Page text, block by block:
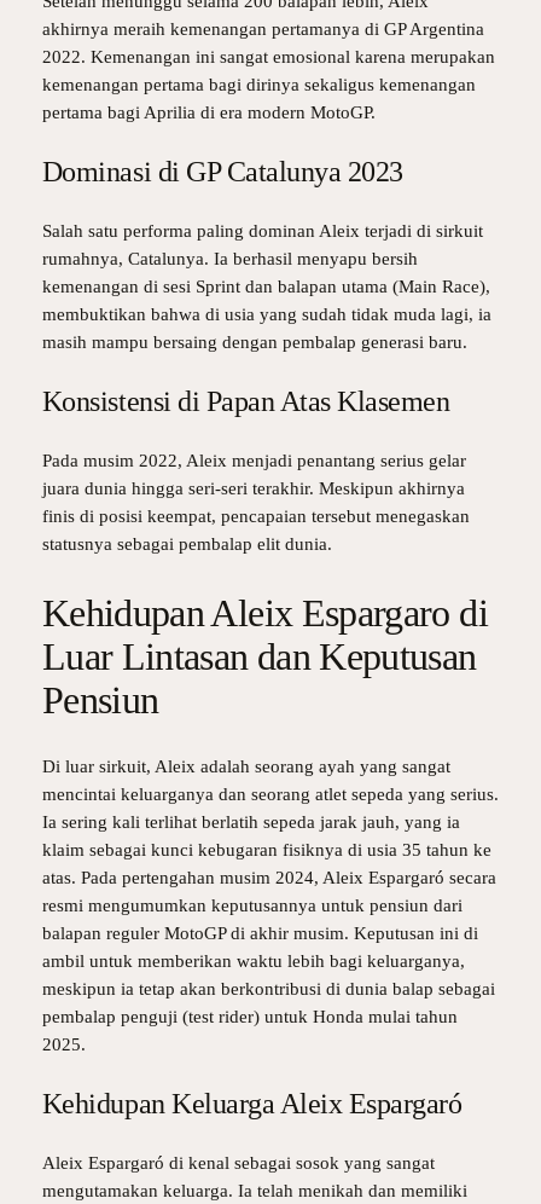
akhirnya meraih kemenangan pertamanya di GP Argentina
2022. Kemenangan ini sangat emosional karena merupakan
kemenangan pertama bagi dirinya sekaligus kemenangan
pertama bagi Aprilia di era modern MotoGP.
Dominasi di GP Catalunya 2023
Salah satu performa paling dominan Aleix terjadi di sirkuit
rumahnya, Catalunya. Ia berhasil menyapu bersih
kemenangan di sesi Sprint dan balapan utama (Main Race),
membuktikan bahwa di usia yang sudah tidak muda lagi, ia
masih mampu bersaing dengan pembalap generasi baru.
Konsistensi di Papan Atas Klasemen
Pada musim 2022, Aleix menjadi penantang serius gelar
juara dunia hingga seri-seri terakhir. Meskipun akhirnya
finis di posisi keempat, pencapaian tersebut menegaskan
statusnya sebagai pembalap elit dunia.
Kehidupan Aleix Espargaro di
Luar Lintasan dan Keputusan
Pensiun
Di luar sirkuit, Aleix adalah seorang ayah yang sangat
mencintai keluarganya dan seorang atlet sepeda yang serius.
Ia sering kali terlihat berlatih sepeda jarak jauh, yang ia
klaim sebagai kunci kebugaran fisiknya di usia 35 tahun ke
atas. Pada pertengahan musim 2024, Aleix Espargaró secara
resmi mengumumkan keputusannya untuk pensiun dari
balapan reguler MotoGP di akhir musim. Keputusan ini di
ambil untuk memberikan waktu lebih bagi keluarganya,
meskipun ia tetap akan berkontribusi di dunia balap sebagai
pembalap penguji (test rider) untuk Honda mulai tahun
2025.
Kehidupan Keluarga Aleix Espargaró
Aleix Espargaró di kenal sebagai sosok yang sangat
mengutamakan keluarga. Ia telah menikah dan memiliki